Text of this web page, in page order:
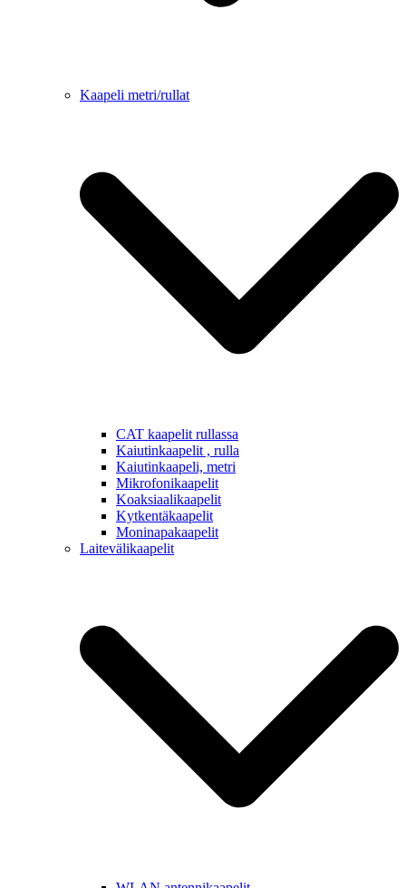
Kaapeli metri/rullat
CAT kaapelit rullassa
Kaiutinkaapelit , rulla
Kaiutinkaapeli, metri
Mikrofonikaapelit
Koaksiaalikaapelit
Kytkentäkaapelit
Moninapakaapelit
Laitevälikaapelit